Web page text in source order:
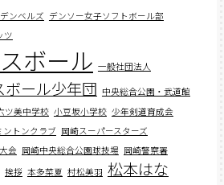
ンベルズ デンソー女子ソフトボール部
ツ
ボール 一般社団法人
ボール少年団 中央総合公園・武道館
ツ美中学校 小豆坂小学校 少年剣道育成会
ントンクラブ 岡崎スーパースターズ
会 岡崎中央総合公園球技場 岡崎警察署
挨拶 本多菜夏 村松美羽 松本はな